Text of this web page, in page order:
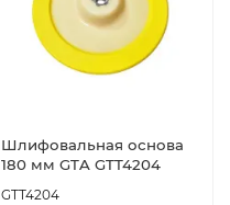
Шлифовальная основа
180 мм GTA GTT4204
GTT4204